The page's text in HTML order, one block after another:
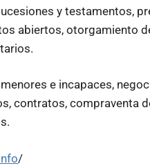
y testamentos,
abiertos, otorgamiento
e incapaces,
contratos, compraventa
/